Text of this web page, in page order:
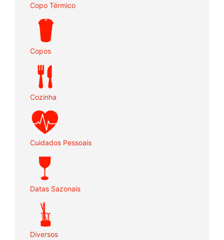
Copo Térmico
Copos
Cozinha
Cuidados Pessoais
Datas Sazonais
Diversos